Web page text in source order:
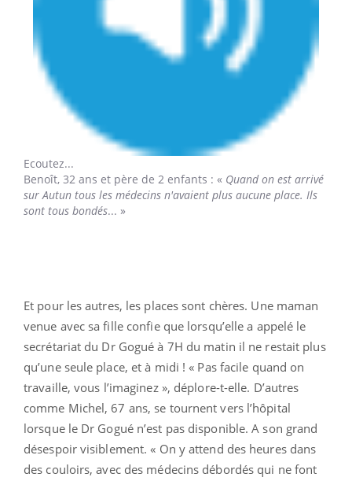
Ecoutez...
Benoît, 32 ans et père de 2 enfants : « Quand on est arrivé
sur Autun tous les médecins n'avaient plus aucune place. Ils
sont tous bondés... »
Et pour les autres, les places sont chères. Une maman
venue avec sa fille confie que lorsqu’elle a appelé le
secrétariat du Dr Gogué à 7H du matin il ne restait plus
qu’une seule place, et à midi ! « Pas facile quand on
travaille, vous l’imaginez », déplore-t-elle. D’autres
comme Michel, 67 ans, se tournent vers l’hôpital
lorsque le Dr Gogué n’est pas disponible. A son grand
désespoir visiblement. « On y attend des heures dans
des couloirs, avec des médecins débordés qui ne font